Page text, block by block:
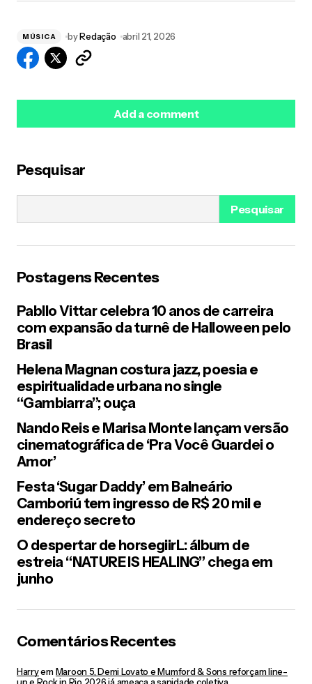
MÚSICA byRedação abril 21, 2026
Add a comment
Your Message
E-mail*
Salvar meus dados neste navegador para a próxima vez que
eu comentar.
Post Comment
Pesquisar
Pesquisar
Postagens Recentes
Pabllo Vittar celebra 10 anos de carreira
com expansão da turnê de Halloween pelo
Brasil
Helena Magnan costura jazz, poesia e
espiritualidade urbana no single
“Gambiarra”; ouça
Nando Reis e Marisa Monte lançam versão
cinematográfica de ‘Pra Você Guardei o
Amor’
Festa ‘Sugar Daddy’ em Balneário
Camboriú tem ingresso de R$ 20 mil e
endereço secreto
O despertar de horsegiirL: álbum de
estreia “NATURE IS HEALING” chega em
junho
Comentários Recentes
HarryemMaroon 5, Demi Lovato e Mumford & Sons reforçam line-